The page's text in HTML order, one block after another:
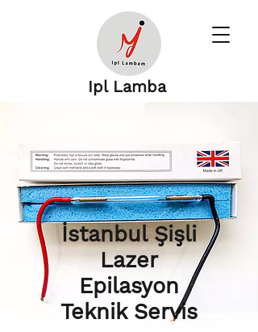
Ipl Lamba
İstanbul Şişli
Lazer
Epilasyon
Teknik Servis